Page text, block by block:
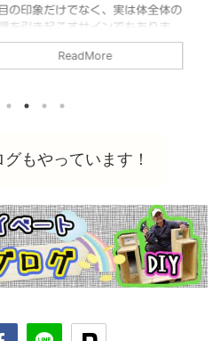
でなく、実は体全体の
サインでもありま
うかも…」と心当たり
て、猫背の正体から解
ーブを描いている背
る状態を指します。
く、見た目が老けて見
なさそうな印象を ...
な、言葉に
れを感じて
間から「帰
た後のよう
り、十分な
もやっています！